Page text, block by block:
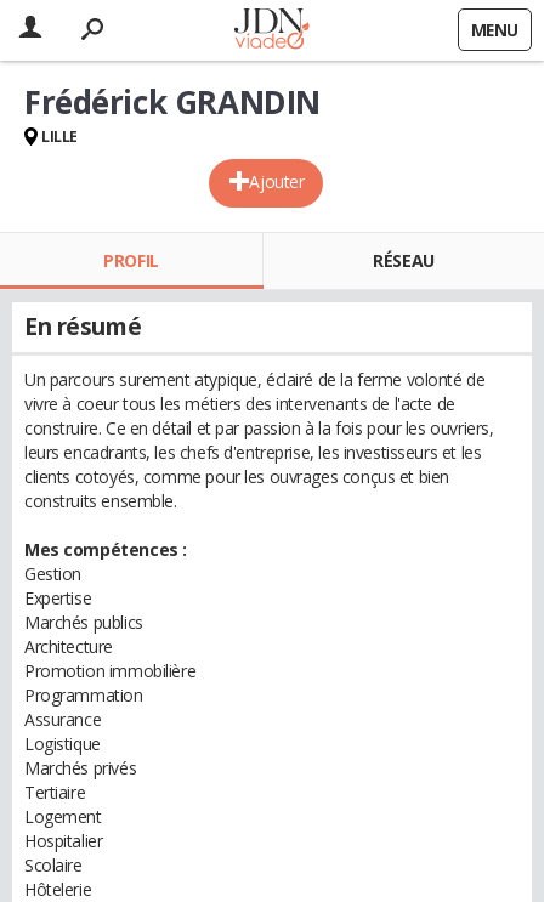
MENU
Ajouter
Frédérick GRANDIN
LILLE
PROFIL RÉSEAU
En résumé
Un parcours surement atypique, éclairé de la ferme volonté de
vivre à coeur tous les métiers des intervenants de l'acte de
construire. Ce en détail et par passion à la fois pour les ouvriers,
leurs encadrants, les chefs d'entreprise, les investisseurs et les
clients cotoyés, comme pour les ouvrages conçus et bien
construits ensemble.
Mes compétences :
Gestion
Expertise
Marchés publics
Architecture
Promotion immobilière
Programmation
Assurance
Logistique
Marchés privés
Tertiaire
Logement
Hospitalier
Scolaire
Hôtelerie